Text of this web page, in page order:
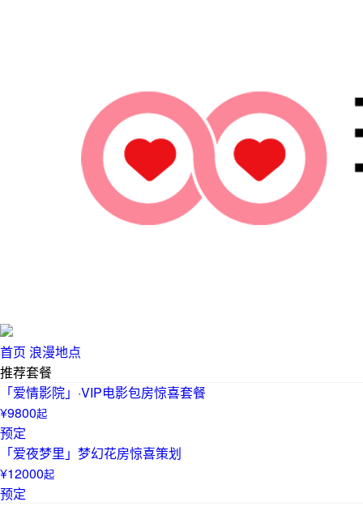
首页 浪漫地点
推荐套餐
「爱情影院」·VIP电影包房惊喜套餐
¥9800起
预定
「爱夜梦里」梦幻花房惊喜策划
¥12000起
预定